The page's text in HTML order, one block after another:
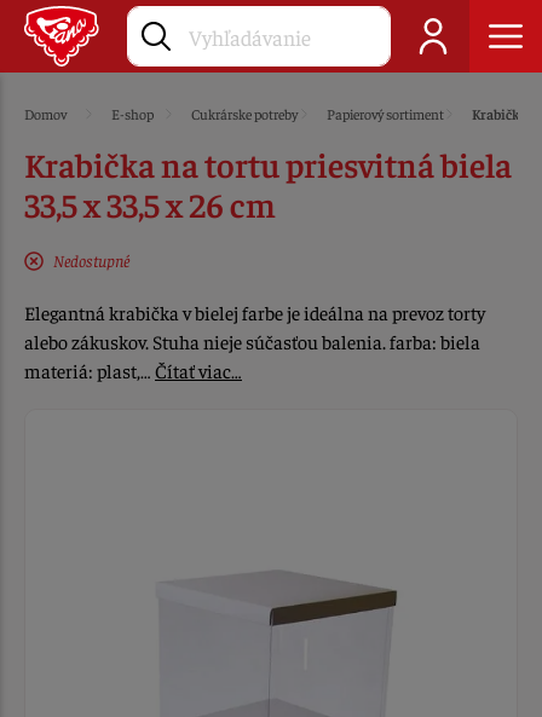
Domov E-shop Cukrárske potreby Papierový sortiment Krabičky
Krabička na tortu priesvitná biela
33,5 x 33,5 x 26 cm
Nedostupné
Elegantná krabička v bielej farbe je ideálna na prevoz torty
alebo zákuskov. Stuha nieje súčasťou balenia. farba: biela
materiá: plast,… Čítať viac…